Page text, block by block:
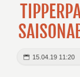
15.04.19 11:20